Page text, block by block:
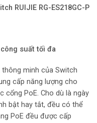
RUIJIE RG-ES218GC-P
công suất tối đa
minh của Switch
cấp năng lượng cho
cổng PoE. Cho dù là ngày
bật hay tắt, đều có thể
PoE đều được cấp